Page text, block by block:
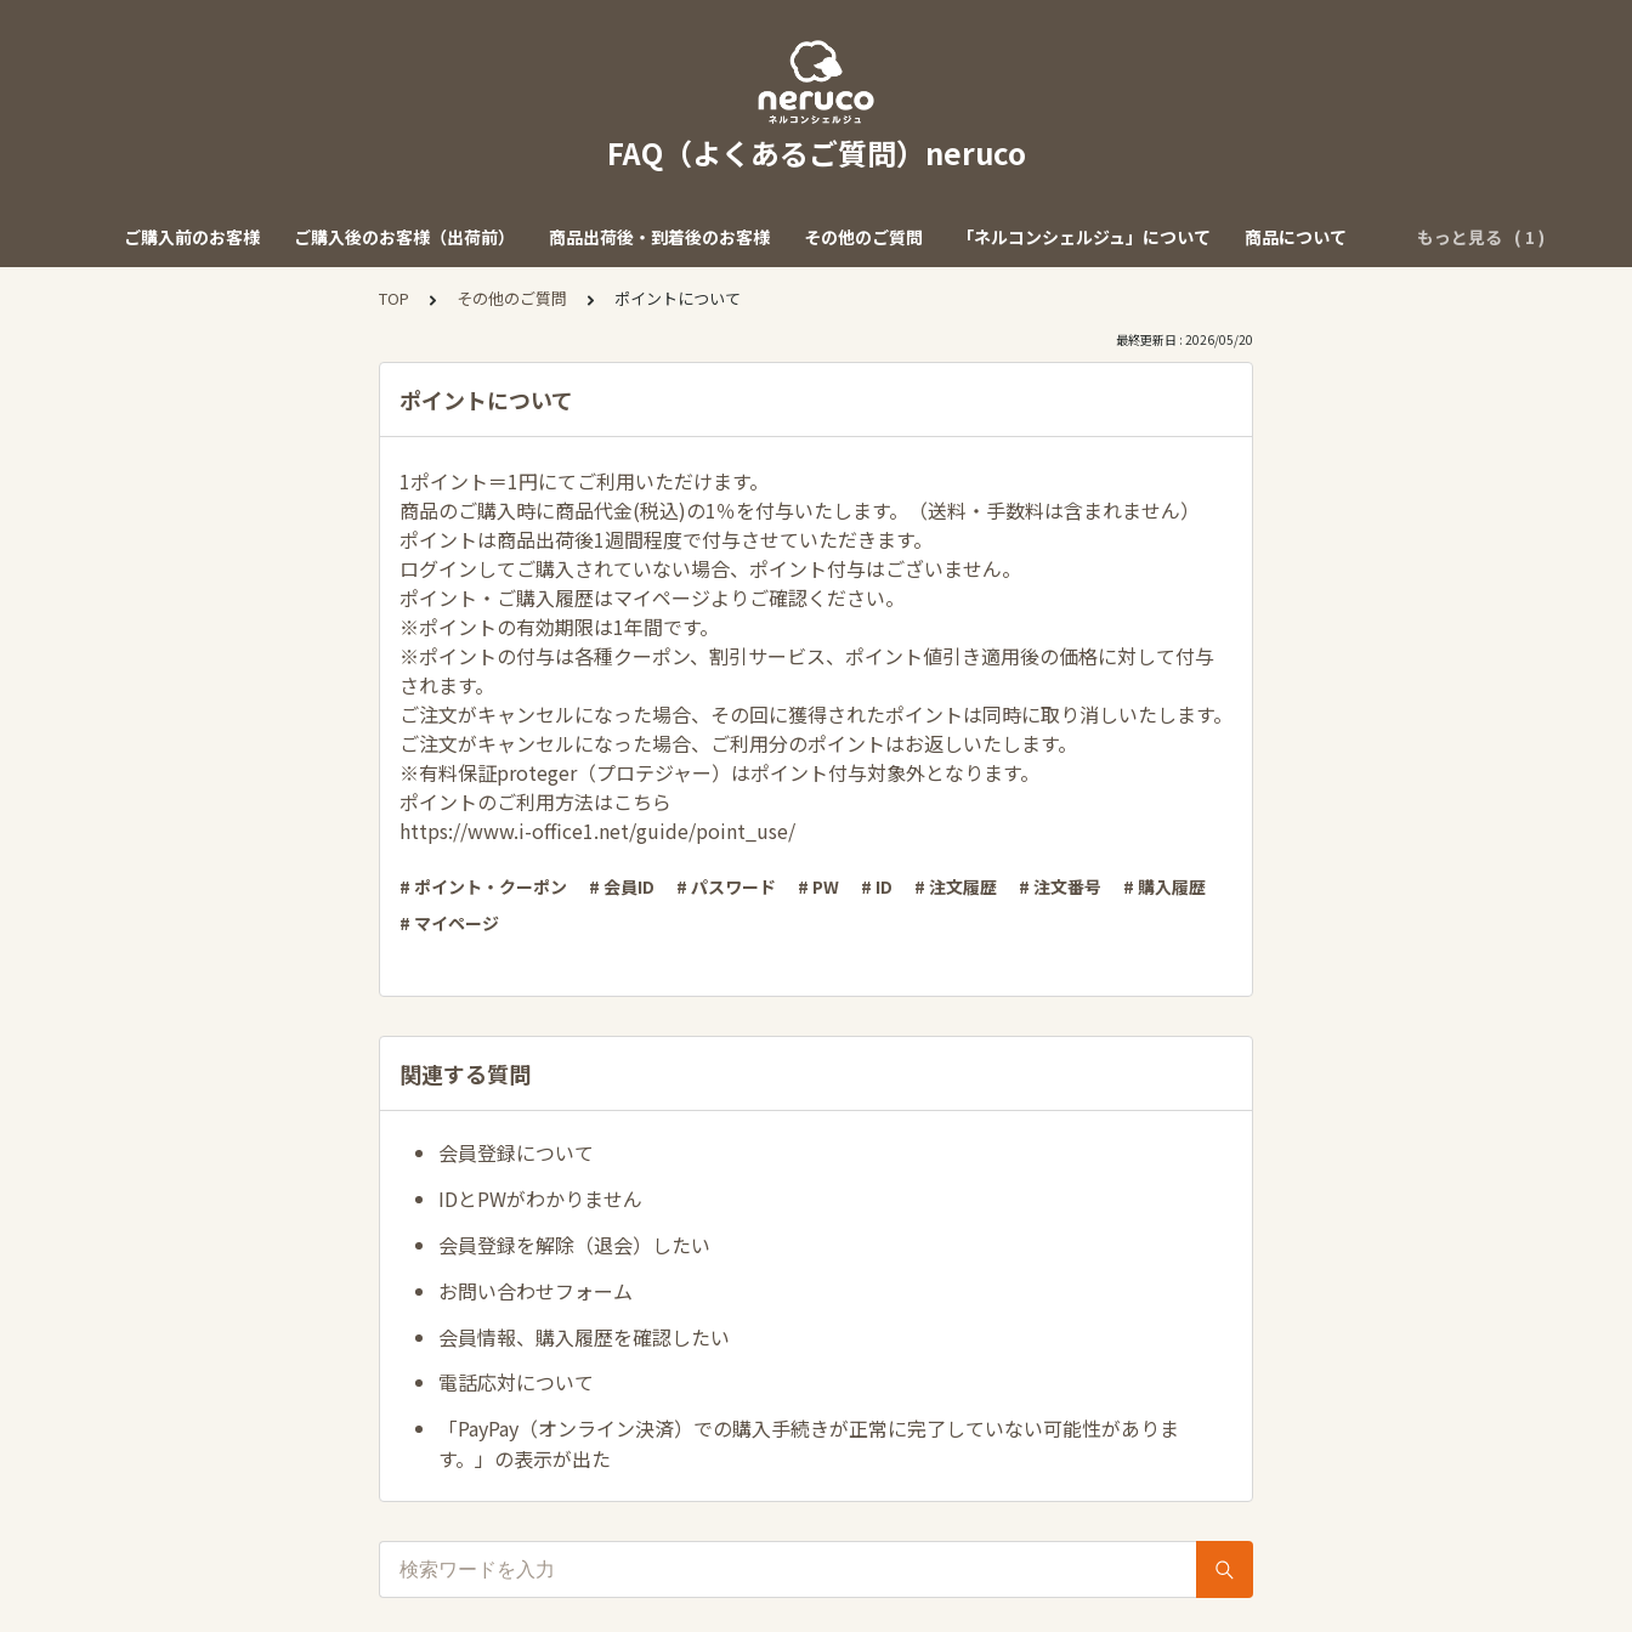
FAQ（よくあるご質問）neruco
ご購入前のお客様 ご購入後のお客様（出荷前） 商品出荷後・到着後のお客様 その他のご質問 「ネルコンシェルジュ」について 商品について もっと見る
TOP その他のご質問 ポイントについて
最終更新日 : 2026/05/20
ポイントについて
1ポイント＝1円にてご利用いただけます。
商品のご購入時に商品代金(税込)の1％を付与いたします。（送料・手数料は含まれません）
ポイントは商品出荷後1週間程度で付与させていただきます。
ログインしてご購入されていない場合、ポイント付与はございません。
ポイント・ご購入履歴はマイページよりご確認ください。
※ポイントの有効期限は1年間です。
※ポイントの付与は各種クーポン、割引サービス、ポイント値引き適用後の価格に対して付与
されます。
ご注文がキャンセルになった場合、その回に獲得されたポイントは同時に取り消しいたします。
ご注文がキャンセルになった場合、ご利用分のポイントはお返しいたします。
※有料保証proteger（プロテジャー）はポイント付与対象外となります。
ポイントのご利用方法はこちら
https://www.i-office1.net/guide/point_use/
# ポイント・クーポン # 会員ID # パスワード # PW # ID # 注文履歴 # 注文番号
# 購入履歴
# マイページ
関連する質問
会員登録について
IDとPWがわかりません
会員登録を解除（退会）したい
お問い合わせフォーム
会員情報、購入履歴を確認したい
電話応対について
「PayPay（オンライン決済）での購入手続きが正常に完了していない可能性がありま
す。」の表示が出た